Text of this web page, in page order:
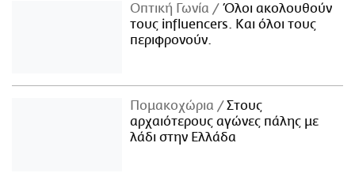
Οπτική Γωνία
Όλοι ακολουθούν
τους influencers. Και όλοι τους
περιφρονούν.
Πομακοχώρια
Στους
αρχαιότερους αγώνες πάλης με
λάδι στην Ελλάδα